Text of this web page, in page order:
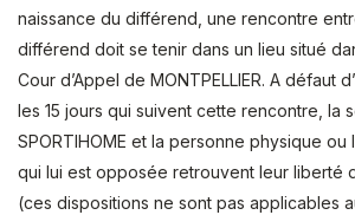
naissance du différend, une rencontre
différend doit se tenir dans un lieu situé
Cour d’Appel de MONTPELLIER. A défaut
les 15 jours qui suivent cette rencontre, la
SPORTIHOME et la personne physique ou
qui lui est opposée retrouvent leur liberté
(ces dispositions ne sont pas applicables